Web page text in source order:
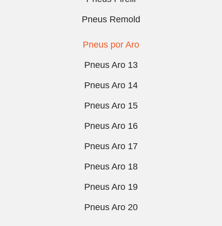
Pneus Remold
Pneus por Aro
Pneus Aro 13
Pneus Aro 14
Pneus Aro 15
Pneus Aro 16
Pneus Aro 17
Pneus Aro 18
Pneus Aro 19
Pneus Aro 20